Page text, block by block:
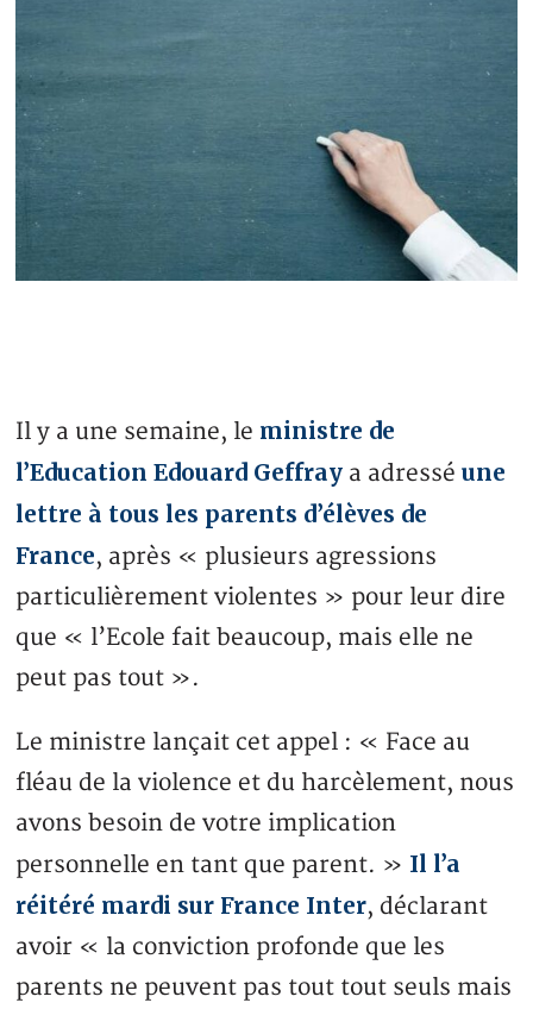
Il y a une semaine, le ministre de
l’Education Edouard Geffray a adresséune
lettre à tous les parents d’élèves de
France, après « plusieurs agressions
particulièrement violentes » pour leur dire
que « l’Ecole fait beaucoup, mais elle ne
peut pas tout ».
Le ministre lançait cet appel : « Face au
fléau de la violence et du harcèlement, nous
avons besoin de votre implication
personnelle en tant que parent. » Il l’a
réitéré mardi sur France Inter, déclarant
avoir « la conviction profonde que les
parents ne peuvent pas tout tout seuls mais